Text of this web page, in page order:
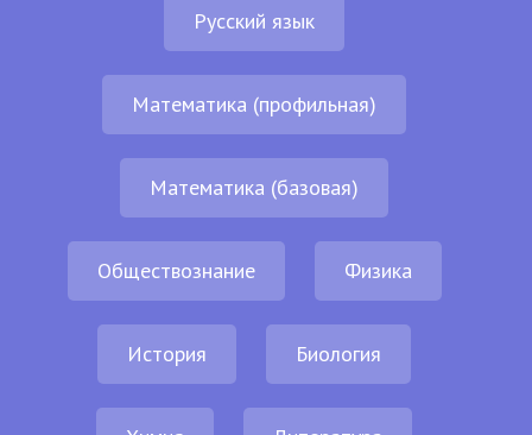
Русский язык
Математика (профильная)
Математика (базовая)
Обществознание Физика
История Биология